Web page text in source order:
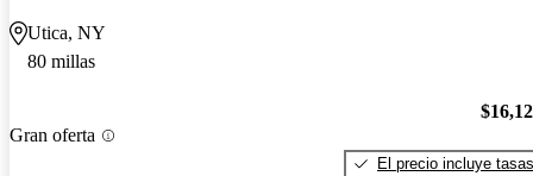
Utica, NY
80 millas
Gran oferta
El precio incluye tasas